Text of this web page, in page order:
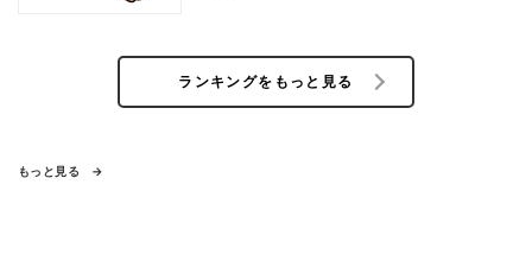
ランキングをもっと見る
もっと見る